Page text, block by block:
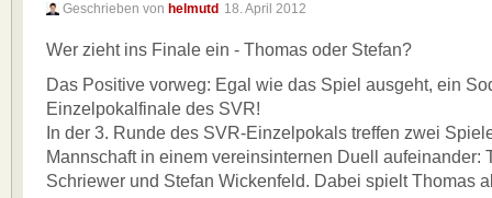
Geschrieben von helmutd 18. April 2012
Wer zieht ins Finale ein - Thomas oder Stefan?
Das Positive vorweg: Egal wie das Spiel ausgeht, ein
Einzelpokalfinale des SVR!
In der 3. Runde des SVR-Einzelpokals treffen zwei
Mannschaft in einem vereinsinternen Duell aufeinander:
Schriewer und Stefan Wickenfeld. Dabei spielt Thomas